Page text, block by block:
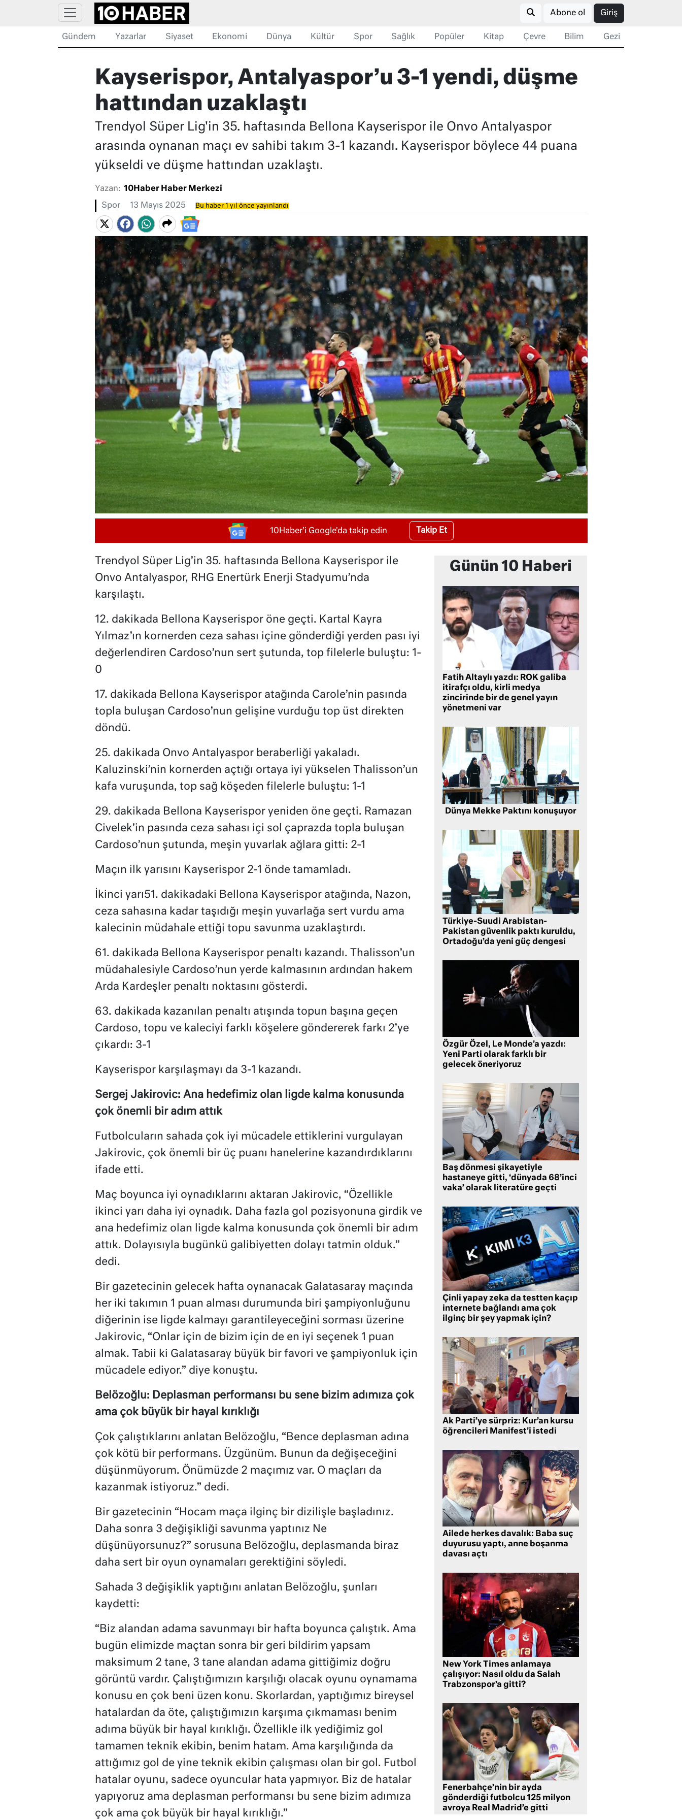
Abone ol Giriş
Gündem Yazarlar Siyaset Ekonomi Dünya Kültür Spor Sağlık Popüler Kitap Çevre Bilim Gezi
Kayserispor, Antalyaspor’u 3-1 yendi, düşme
hattından uzaklaştı
Trendyol Süper Lig'in 35. haftasında Bellona Kayserispor ile Onvo Antalyaspor
arasında oynanan maçı ev sahibi takım 3-1 kazandı. Kayserispor böylece 44 puana
yükseldi ve düşme hattından uzaklaştı.
Yazan: 10Haber Haber Merkezi
Spor 13 Mayıs 2025 Bu haber 1 yıl önce yayınlandı
10Haber'i Google'da takip edin Takip Et
Trendyol Süper Lig’in 35. haftasında Bellona Kayserispor ile
Onvo Antalyaspor, RHG Enertürk Enerji Stadyumu’nda
karşılaştı.
12. dakikada Bellona Kayserispor öne geçti. Kartal Kayra
Yılmaz’ın kornerden ceza sahası içine gönderdiği yerden pası iyi
değerlendiren Cardoso’nun sert şutunda, top filelerle buluştu: 1-
0
17. dakikada Bellona Kayserispor atağında Carole’nin pasında
topla buluşan Cardoso’nun gelişine vurduğu top üst direkten
döndü.
25. dakikada Onvo Antalyaspor beraberliği yakaladı.
Kaluzinski’nin kornerden açtığı ortaya iyi yükselen Thalisson’un
kafa vuruşunda, top sağ köşeden filelerle buluştu: 1-1
29. dakikada Bellona Kayserispor yeniden öne geçti. Ramazan
Civelek’in pasında ceza sahası içi sol çaprazda topla buluşan
Cardoso’nun şutunda, meşin yuvarlak ağlara gitti: 2-1
Maçın ilk yarısını Kayserispor 2-1 önde tamamladı.
İkinci yarı51. dakikadaki Bellona Kayserispor atağında, Nazon,
ceza sahasına kadar taşıdığı meşin yuvarlağa sert vurdu ama
kalecinin müdahale ettiği topu savunma uzaklaştırdı.
61. dakikada Bellona Kayserispor penaltı kazandı. Thalisson’un
müdahalesiyle Cardoso’nun yerde kalmasının ardından hakem
Arda Kardeşler penaltı noktasını gösterdi.
63. dakikada kazanılan penaltı atışında topun başına geçen
Cardoso, topu ve kaleciyi farklı köşelere göndererek farkı 2’ye
çıkardı: 3-1
Kayserispor karşılaşmayı da 3-1 kazandı.
Sergej Jakirovic: Ana hedefimiz olan ligde kalma konusunda
çok önemli bir adım attık
Futbolcuların sahada çok iyi mücadele ettiklerini vurgulayan
Jakirovic, çok önemli bir üç puanı hanelerine kazandırdıklarını
ifade etti.
Maç boyunca iyi oynadıklarını aktaran Jakirovic, “Özellikle
ikinci yarı daha iyi oynadık. Daha fazla gol pozisyonuna girdik ve
ana hedefimiz olan ligde kalma konusunda çok önemli bir adım
attık. Dolayısıyla bugünkü galibiyetten dolayı tatmin olduk.”
dedi.
Bir gazetecinin gelecek hafta oynanacak Galatasaray maçında
her iki takımın 1 puan alması durumunda biri şampiyonluğunu
diğerinin ise ligde kalmayı garantileyeceğini sorması üzerine
Jakirovic, “Onlar için de bizim için de en iyi seçenek 1 puan
almak. Tabii ki Galatasaray büyük bir favori ve şampiyonluk için
mücadele ediyor.” diye konuştu.
Belözoğlu: Deplasman performansı bu sene bizim adımıza çok
ama çok büyük bir hayal kırıklığı
Çok çalıştıklarını anlatan Belözoğlu, “Bence deplasman adına
çok kötü bir performans. Üzgünüm. Bunun da değişeceğini
düşünmüyorum. Önümüzde 2 maçımız var. O maçları da
kazanmak istiyoruz.” dedi.
Bir gazetecinin “Hocam maça ilginç bir dizilişle başladınız.
Daha sonra 3 değişikliği savunma yaptınız Ne
düşünüyorsunuz?” sorusuna Belözoğlu, deplasmanda biraz
daha sert bir oyun oynamaları gerektiğini söyledi.
Sahada 3 değişiklik yaptığını anlatan Belözoğlu, şunları
kaydetti:
“Biz alandan adama savunmayı bir hafta boyunca çalıştık. Ama
bugün elimizde maçtan sonra bir geri bildirim yapsam
maksimum 2 tane, 3 tane alandan adama gittiğimiz doğru
görüntü vardır. Çalıştığımızın karşılığı olacak oyunu oynamama
konusu en çok beni üzen konu. Skorlardan, yaptığımız bireysel
hatalardan da öte, çalıştığımızın karşıma çıkmaması benim
adıma büyük bir hayal kırıklığı. Özellikle ilk yediğimiz gol
tamamen teknik ekibin, benim hatam. Ama karşılığında da
attığımız gol de yine teknik ekibin çalışması olan bir gol. Futbol
hatalar oyunu, sadece oyuncular hata yapmıyor. Biz de hatalar
yapıyoruz ama deplasman performansı bu sene bizim adımıza
çok ama çok büyük bir hayal kırıklığı.”
Günün 10 Haberi
Fatih Altaylı yazdı: ROK galiba
itirafçı oldu, kirli medya
zincirinde bir de genel yayın
yönetmeni var
Dünya Mekke Paktını konuşuyor
Türkiye-Suudi Arabistan-
Pakistan güvenlik paktı kuruldu,
Ortadoğu’da yeni güç dengesi
Özgür Özel, Le Monde’a yazdı:
Yeni Parti olarak farklı bir
gelecek öneriyoruz
Baş dönmesi şikayetiyle
hastaneye gitti, ‘dünyada 68’inci
vaka’ olarak literatüre geçti
Çinli yapay zeka da testten kaçıp
internete bağlandı ama çok
ilginç bir şey yapmak için?
Ak Parti’ye sürpriz: Kur’an kursu
öğrencileri Manifest’i istedi
Ailede herkes davalık: Baba suç
duyurusu yaptı, anne boşanma
davası açtı
New York Times anlamaya
çalışıyor: Nasıl oldu da Salah
Trabzonspor’a gitti?
Fenerbahçe’nin bir ayda
gönderdiği futbolcu 125 milyon
avroya Real Madrid’e gitti